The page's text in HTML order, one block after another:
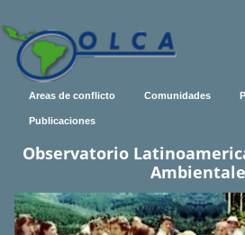
Areas de conflicto Comunidades
Publicaciones
Observatorio